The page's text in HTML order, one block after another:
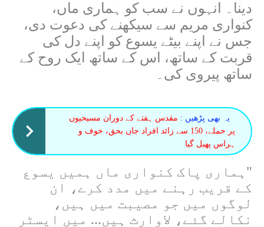
دینا۔ انہوں نے سب کو ہماری ماں،
کنواری مریم سے سیکھنے کی دعوت دی،
جس نے اپنے بیٹے یسوع کو اپنے دل کی
قربت کے ساتھ، اس کے ساتھ ایک روح کے
ساتھ پیروی کی۔
یہ بھی پڑھیں : مقدس ہفتے کے دوران مسیحیوں
پر حملے، 150 سے زائد افراد جاں بحق، خوف و
ہراس پھیل گیا
" ہماری پاک کنواری ماں ہمیں یسوع
کے قریب رہنے میں مدد کرے، ان
لوگوں میں جو مصیبت میں ہیں،
نکالے گئے، لاوارث ہیں... میں ایسٹر